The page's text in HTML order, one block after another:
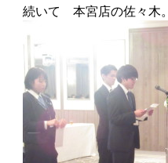
続いて 本宮店の佐々木。